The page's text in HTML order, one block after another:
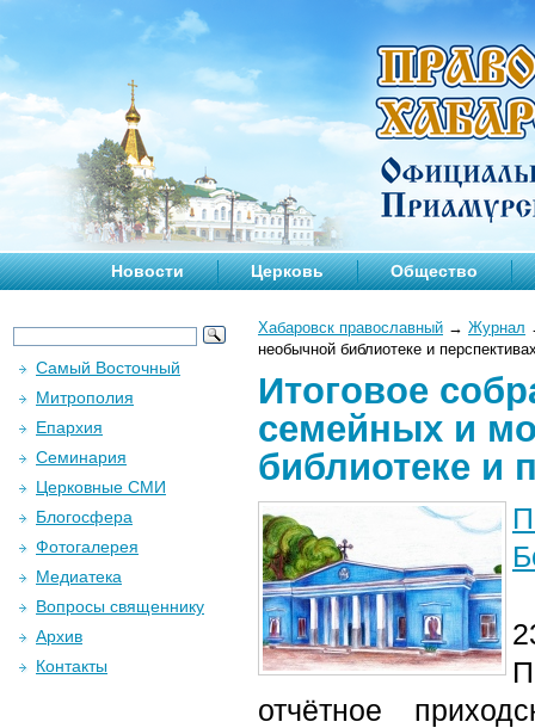
Новости Церковь Общество
Хабаровск православный → Журнал
необычной библиотеке и
Итоговое
семейных и
библиотеке и
отчётное
Самый Восточный
Митрополия
Епархия
Семинария
Церковные СМИ
Блогосфера
Фотогалерея
Медиатека
Вопросы священнику
Архив
Контакты